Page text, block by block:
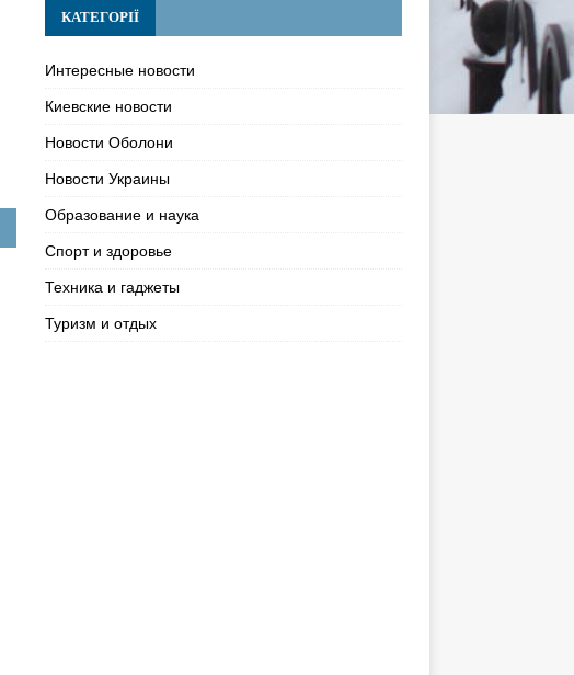
КАТЕГОРІЇ
Интересные новости
Киевские новости
Новости Оболони
Новости Украины
Образование и наука
Спорт и здоровье
Техника и гаджеты
Туризм и отдых